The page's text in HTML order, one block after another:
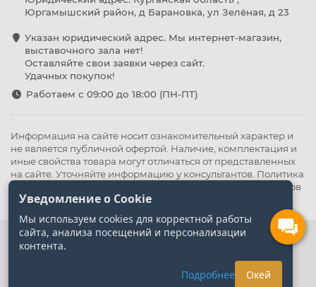
Юргамышский район, д Барановка, ул Зелёная, д 23
Указан юридический адрес. Мы интернет-магазин,
выставочного зала нет!
Оставляйте свои заявки через сайт.
Удачных покупок!
Работаем с 09:00 до 18:00 (ПН-ПТ)
Информация на сайте носит ознакомительный характер и
не является публичной офертой. Наличие, комплектация и
иные свойства товара могут отличаться от представленных
на сайте. Уточняйте информацию у консультантов. Политика
Политика обработки файлов
cookie
Уведомление о Cookie
Мы используем cookies для корректной работы
сайта, анализа посещений и персонализации
контента.
Подробнее Окей